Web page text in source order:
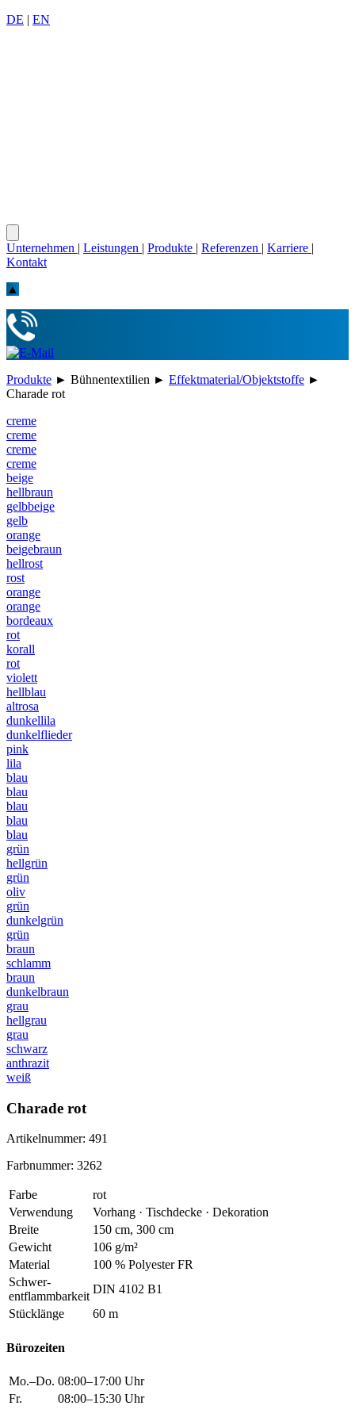
DE | EN
Unternehmen | Leistungen | Produkte | Referenzen | Karriere |
Kontakt
▲
Produkte ► Bühnentextilien ► Effektmaterial/Objektstoffe ►
Charade rot
creme
creme
creme
creme
beige
hellbraun
gelbbeige
gelb
orange
beigebraun
hellrost
rost
orange
orange
bordeaux
rot
korall
rot
violett
hellblau
altrosa
dunkellila
dunkelflieder
pink
lila
blau
blau
blau
blau
blau
grün
hellgrün
grün
oliv
grün
dunkelgrün
grün
braun
schlamm
braun
dunkelbraun
grau
hellgrau
grau
schwarz
anthrazit
weiß
Charade rot
Artikelnummer: 491
Farbnummer: 3262
Farbe
rot
Verwendung
Vorhang · Tischdecke · Dekoration
Breite
150 cm, 300 cm
Gewicht
106 g/m²
Material
100 % Polyester FR
Schwer-
entflammbarkeit
DIN 4102 B1
Stücklänge
60 m
Bürozeiten
Mo.–Do. 08:00–17:00 Uhr
Fr.
08:00–15:30 Uhr